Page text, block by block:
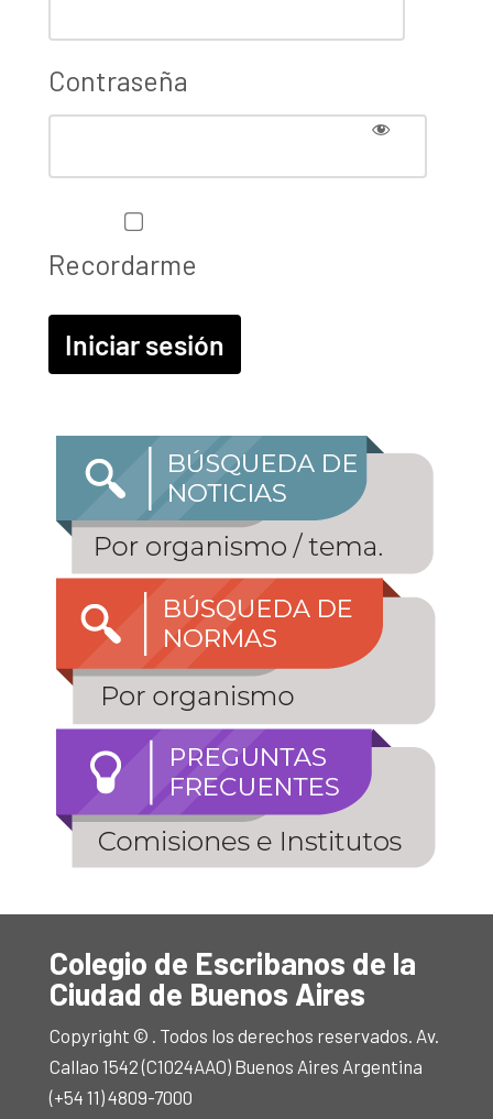
Contraseña
Recordarme
Colegio de Escribanos de la
Ciudad de Buenos Aires
Copyright © . Todos los derechos reservados. Av.
Callao 1542 (C1024AAO) Buenos Aires Argentina
(+54 11) 4809-7000